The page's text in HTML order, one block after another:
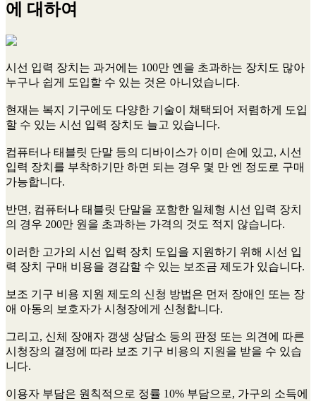
에 대하여
시선 입력 장치는 과거에는 100만 엔을 초과하는 장치도 많아
누구나 쉽게 도입할 수 있는 것은 아니었습니다.
현재는 복지 기구에도 다양한 기술이 채택되어 저렴하게 도입
할 수 있는 시선 입력 장치도 늘고 있습니다.
컴퓨터나 태블릿 단말 등의 디바이스가 이미 손에 있고, 시선
입력 장치를 부착하기만 하면 되는 경우 몇 만 엔 정도로 구매
가능합니다.
반면, 컴퓨터나 태블릿 단말을 포함한 일체형 시선 입력 장치
의 경우 200만 원을 초과하는 가격의 것도 적지 않습니다.
이러한 고가의 시선 입력 장치 도입을 지원하기 위해 시선 입
력 장치 구매 비용을 경감할 수 있는 보조금 제도가 있습니다.
보조 기구 비용 지원 제도의 신청 방법은 먼저 장애인 또는 장
애 아동의 보호자가 시청장에게 신청합니다.
그리고, 신체 장애자 갱생 상담소 등의 판정 또는 의견에 따른
시청장의 결정에 따라 보조 기구 비용의 지원을 받을 수 있습
니다.
이용자 부담은 원칙적으로 정률 10% 부담으로, 가구의 소득에